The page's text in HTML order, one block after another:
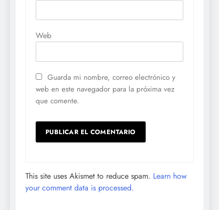
Web
Guarda mi nombre, correo electrónico y
web en este navegador para la próxima vez
que comente.
This site uses Akismet to reduce spam. Learn how
your comment data is processed.